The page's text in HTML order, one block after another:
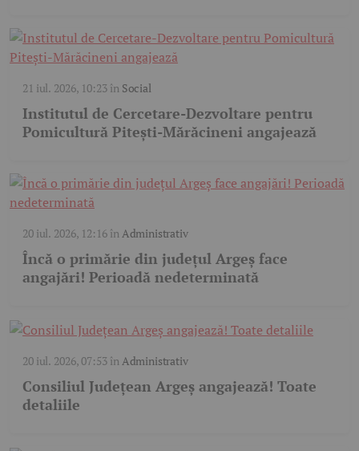
21 iul. 2026, 10:23în Social
Institutul de Cercetare-Dezvoltare pentru
Pomicultură Pitești-Mărăcineni angajează
20 iul. 2026, 12:16în Administrativ
Încă o primărie din județul Argeș face
angajări! Perioadă nedeterminată
20 iul. 2026, 07:53în Administrativ
Consiliul Județean Argeș angajează! Toate
detaliile